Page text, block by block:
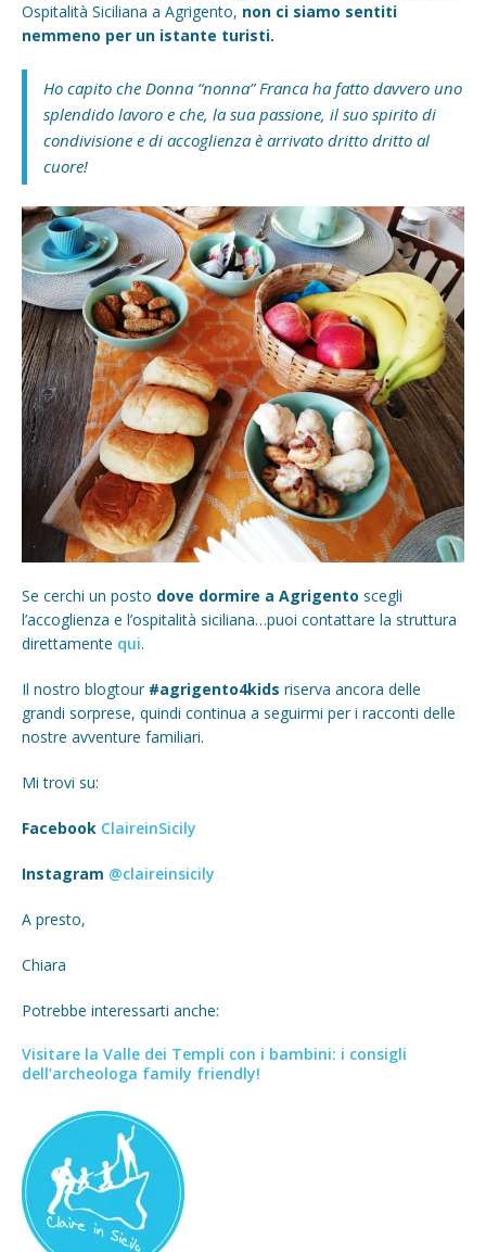
Ospitalità Siciliana a Agrigento, non ci siamo sentiti
nemmeno per un istante turisti.
Ho capito che Donna “nonna” Franca ha fatto davvero uno
splendido lavoro e che, la sua passione, il suo spirito di
condivisione e di accoglienza è arrivato dritto dritto al
cuore!
Se cerchi un posto dove dormire a Agrigento scegli
l’accoglienza e l’ospitalità siciliana…puoi contattare la struttura
direttamente qui.
Il nostro blogtour #agrigento4kids riserva ancora delle
grandi sorprese, quindi continua a seguirmi per i racconti delle
nostre avventure familiari.
Mi trovi su:
Facebook ClaireinSicily
Instagram @claireinsicily
A presto,
Chiara
Potrebbe interessarti anche:
Visitare la Valle dei Templi con i bambini: i consigli
dell’archeologa family friendly!